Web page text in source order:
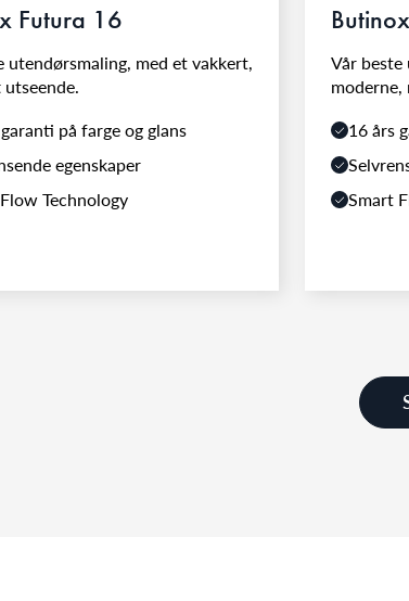
Futura 16
utendørsmaling, med et vakkert,
på farge og glans
egenskaper
Technology
Vår
moderne,
16 års
Smart